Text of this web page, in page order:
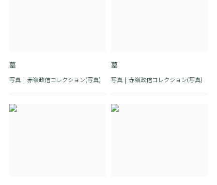
墓
写真 赤嶺政信コレクション(写真)
墓
写真 赤嶺政信コレクション(写真)